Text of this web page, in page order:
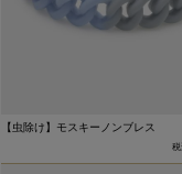
【虫除け】モスキーノンブレス